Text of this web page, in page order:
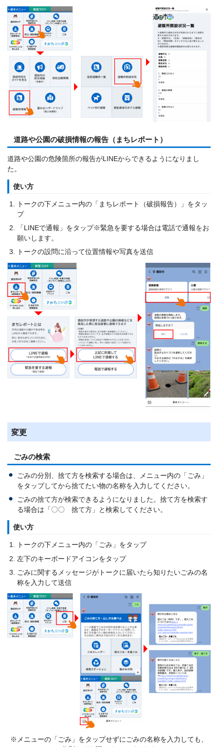
道路や公園の破損情報の報告（まちレポート）
道路や公園の危険箇所の報告がLINEからできるようになりまし
た。
使い方
トークの下メニュー内の「まちレポート（破損報告）」をタッ
プ
「LINEで通報」をタップ※緊急を要する場合は電話で通報をお
願いします。
トークの設問に沿って位置情報や写真を送信
変更
ごみの検索
ごみの分別、捨て方を検索する場合は、メニュー内の「ごみ」
をタップしてから捨てたい物の名称を入力してください。
ごみの捨て方が検索できるようになりました。捨て方を検索す
る場合は「〇〇 捨て方」と検索してください。
使い方
トークの下メニュー内の「ごみ」をタップ
左下のキーボードアイコンをタップ
ごみに関するメッセージがトークに届いたら知りたいごみの名
称を入力して送信
※メニューの「ごみ」をタップせずにごみの名称を入力しても、